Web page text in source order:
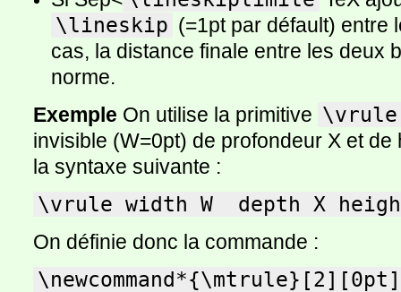
\lineskip (=1pt par défault) entre
cas, la distance finale entre les deux
norme.
Exemple On utilise la primitive \vrule
invisible (W=0pt) de profondeur X et de
la syntaxe suivante :
\vrule width W  depth X
On définie donc la commande :